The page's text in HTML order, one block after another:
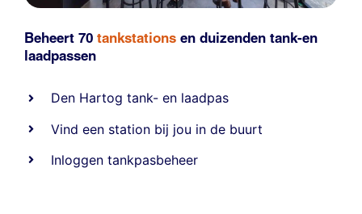
Beheert 70 tankstations en duizenden tank-en
laadpassen
Den Hartog tank- en laadpas
Vind een station bij jou in de buurt
Inloggen tankpasbeheer